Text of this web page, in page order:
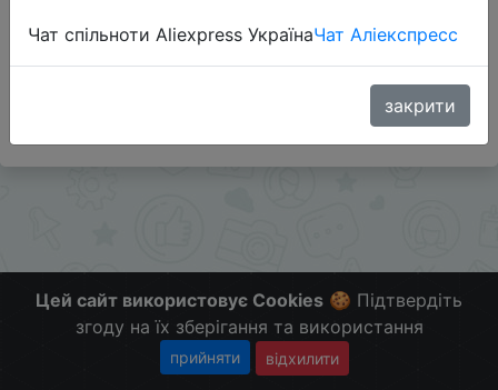
Слідкуйте за знижками на мобільному, в телеграм
Цей сайт використовує Cookies 🍪 Підтвердіть
згоду на їх зберігання та використання
прийняти відхилити
Чат спільноти Aliexpress УкраїнаЧат Аліекспресс
закрити